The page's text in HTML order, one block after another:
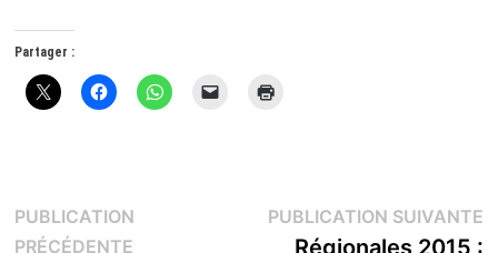
Partager :
Navigation
PUBLICATION
PRÉCÉDENTEPublication
PUBLICATION SUIVANTE
Régionales 2015 :